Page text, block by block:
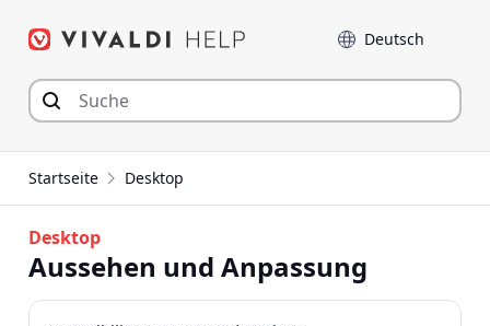
Inhalt
Sprache
Startseite Desktop
Desktop
Aussehen und Anpassung